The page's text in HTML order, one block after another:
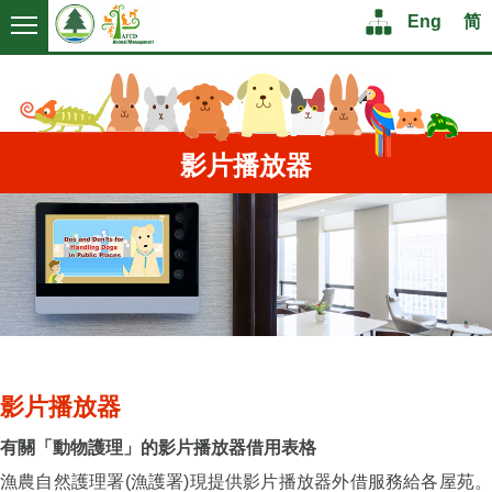
Logo Logo Structure
Eng
Eng 简
简
影片播放器
影片播放器
有關「動物護理」的影片播放器借用表格
漁農自然護理署(漁護署)現提供影片播放器外借服務給各屋苑。